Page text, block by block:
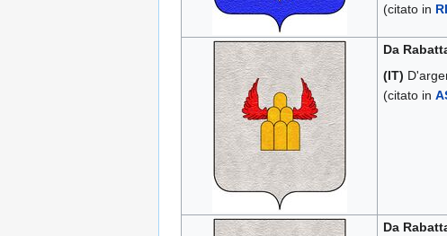
(citato in
Da
(IT)
(citato in
Da